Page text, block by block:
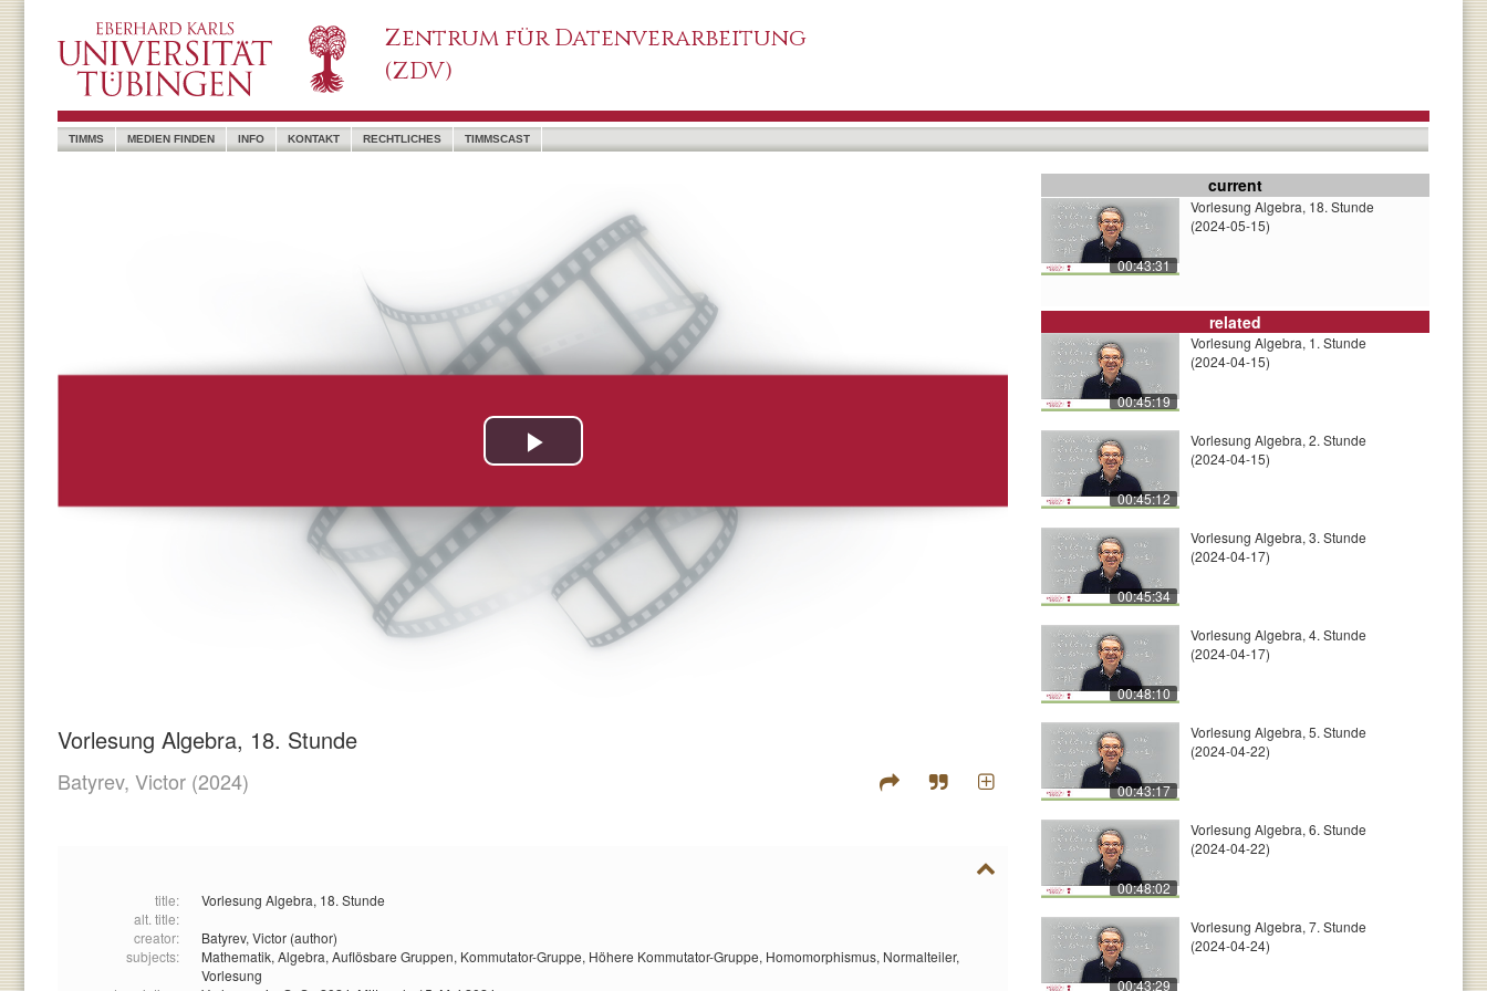
Zentrum für Datenverarbeitung
(ZDV)
TIMMS MEDIEN FINDEN INFO KONTAKT RECHTLICHES TIMMSCAST
Vorlesung Algebra, 18. Stunde
Batyrev, Victor (2024)
title:
Vorlesung Algebra, 18. Stunde
alt. title:
creator:
Batyrev, Victor (author)
subjects:
Mathematik, Algebra, Auflösbare Gruppen, Kommutator-Gruppe, Höhere Kommutator-Gruppe, Homomorphismus, Normalteiler,
Vorlesung
current
00:43:31
Vorlesung Algebra, 18. Stunde
(2024-05-15)
related
00:45:19
Vorlesung Algebra, 1. Stunde
(2024-04-15)
00:45:12
Vorlesung Algebra, 2. Stunde
(2024-04-15)
00:45:34
Vorlesung Algebra, 3. Stunde
(2024-04-17)
00:48:10
Vorlesung Algebra, 4. Stunde
(2024-04-17)
00:43:17
Vorlesung Algebra, 5. Stunde
(2024-04-22)
00:48:02
Vorlesung Algebra, 6. Stunde
(2024-04-22)
00:43:29
Vorlesung Algebra, 7. Stunde
(2024-04-24)